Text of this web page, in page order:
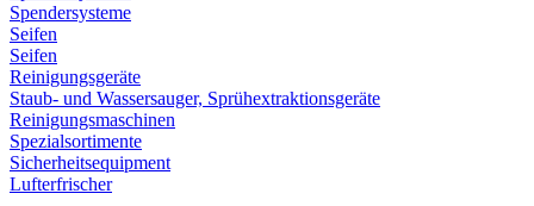
Spendersysteme
Seifen
Seifen
Reinigungsgeräte
Staub- und Wassersauger, Sprühextraktionsgeräte
Reinigungsmaschinen
Spezialsortimente
Sicherheitsequipment
Lufterfrischer